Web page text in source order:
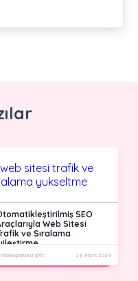
SEO
Web Sitesi
ve Sıralama
@tr 28 Mart 2024